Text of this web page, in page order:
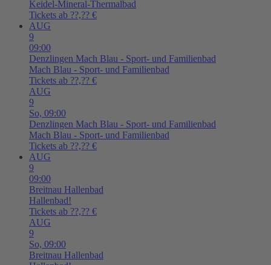
Keidel-Mineral-Thermalbad
Tickets ab ??,?? €
AUG
9
09:00
Denzlingen Mach Blau - Sport- und Familienbad
Mach Blau - Sport- und Familienbad
Tickets ab ??,?? €
AUG
9
So, 09:00
Denzlingen Mach Blau - Sport- und Familienbad
Mach Blau - Sport- und Familienbad
Tickets ab ??,?? €
AUG
9
09:00
Breitnau Hallenbad
Hallenbad!
Tickets ab ??,?? €
AUG
9
So, 09:00
Breitnau Hallenbad